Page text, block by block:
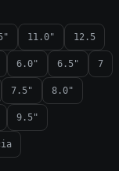
11.0" 12.5
6.0" 6.5" 7
7.5" 8.0"
9.5"